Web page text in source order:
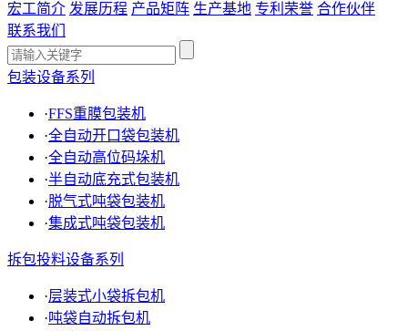
宏工简介 发展历程 产品矩阵 生产基地 专利荣誉 合作伙伴
联系我们
包装设备系列
·FFS重膜包装机
·全自动开口袋包装机
·全自动高位码垛机
·半自动底充式包装机
·脱气式吨袋包装机
·集成式吨袋包装机
拆包投料设备系列
·层装式小袋拆包机
·吨袋自动拆包机